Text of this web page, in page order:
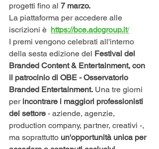
progetti fino al 7 marzo.
La piattaforma per accedere alle
iscrizioni è https://bce.adcgroup.it/
I premi vengono celebrati all'interno
della sesta edizione del Festival del
Branded Content & Entertainment, con
il patrocinio di OBE - Osservatorio
Branded Entertainment. Una tre giorni
per incontrare i maggiori professionisti
del settore - aziende, agenzie,
production company, partner, creativi -,
ma soprattutto un'opportunità unica per